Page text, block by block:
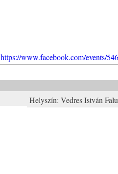
https://www.facebook.com/events/
Helyszín: Vedres István